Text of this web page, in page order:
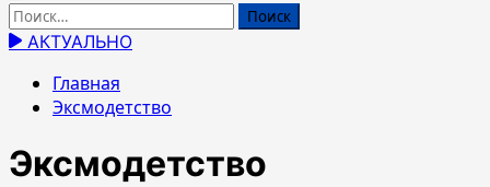
Найти:
АКТУАЛЬНО
Главная
Эксмодетство
Эксмодетство